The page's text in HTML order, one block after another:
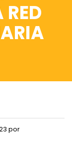
RED
por